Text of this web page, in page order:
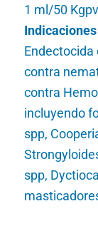
1 ml/50
Indicaciones
contra
contra
incluyendo
spp,
spp,